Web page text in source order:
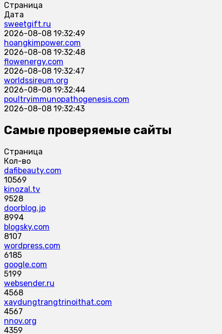
Страница
Дата
sweetgift.ru
2026-08-08 19:32:49
hoangkimpower.com
2026-08-08 19:32:48
flowenergy.com
2026-08-08 19:32:47
worldssireum.org
2026-08-08 19:32:44
poultryimmunopathogenesis.com
2026-08-08 19:32:43
Самые проверяемые сайты
Страница
Кол-во
dafibeauty.com
10569
kinozal.tv
9528
doorblog.jp
8994
blogsky.com
8107
wordpress.com
6185
google.com
5199
websender.ru
4568
xaydungtrangtrinoithat.com
4567
nnov.org
4359